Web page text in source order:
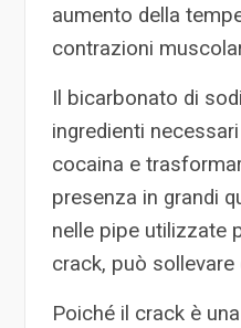
aumento della
contrazioni
Il bicarbonato di
ingredienti
cocaina e
presenza in grandi
nelle pipe utilizzate
crack, può sollevare
Poiché il crack è